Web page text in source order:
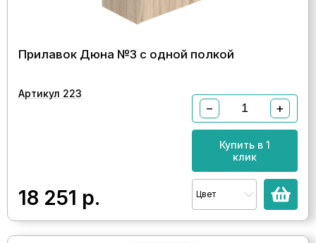
Прилавок Дюна №3 с одной полкой
Артикул 223
18 251 р.
− +
Купить в 1
клик
Цвет